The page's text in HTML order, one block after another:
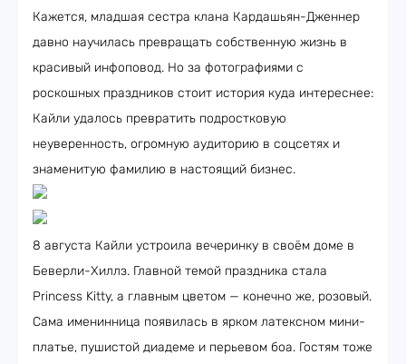
Кажется, младшая сестра клана Кардашьян-Дженнер
давно научилась превращать собственную жизнь в
красивый инфоповод. Но за фотографиями с
роскошных праздников стоит история куда интереснее:
Кайли удалось превратить подростковую
неуверенность, огромную аудиторию в соцсетях и
знаменитую фамилию в настоящий бизнес.
8 августа Кайли устроила вечеринку в своём доме в
Беверли-Хиллз. Главной темой праздника стала
Princess Kitty, а главным цветом — конечно же, розовый.
Сама именинница появилась в ярком латексном мини-
платье, пушистой диадеме и перьевом боа. Гостям тоже